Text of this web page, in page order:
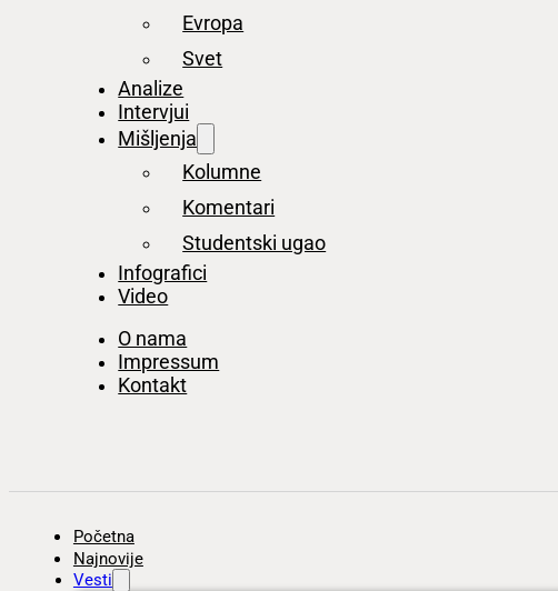
Evropa
Svet
Analize
Intervjui
Mišljenja
Kolumne
Komentari
Studentski ugao
Infografici
Video
O nama
Impressum
Kontakt
Početna
Najnovije
Vesti